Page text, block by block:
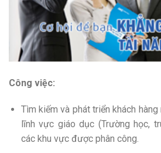
Công việc:
Tìm kiếm và phát triển khách
lĩnh vực giáo dục (Trường học,
các khu vực được phân công.